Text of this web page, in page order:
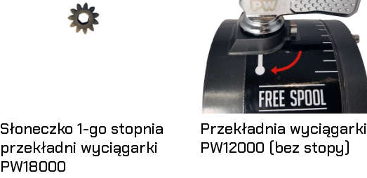
Słoneczko 1-go stopnia
przekładni wyciągarki
PW18000
Przekładnia wyciągarki
PW12000 (bez stopy)